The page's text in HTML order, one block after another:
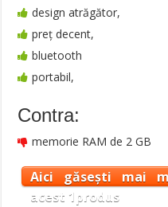
design atrăgător,
preț decent,
bluetooth
portabil,
Contra:
memorie RAM de 2 GB
Aici găsești mai
acest 1produs